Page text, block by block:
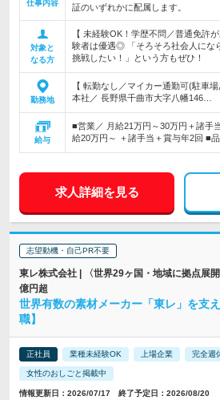
仕事内容 証のいずれかに配属します。
対象と
なる方
【 未経験OK！学歴不問／普通免許
験者は優遇◎ 「そろそろ社会人にな
挑戦したい！」という方もぜひ！
勤務地
【 転勤なし／マイカー通勤可(駐車
本社／ 長野県千曲市大字八幡146…
給与
■営業／ 月給21万円～30万円＋諸手
給20万円～ ＋諸手当＋賞与年2回 ■
求人詳細を見る
志望動機・自己PR不要
東レ株式会社 | 〈世界29ヶ国・地域に拠点展
億円超
世界有数の素材メーカー「東レ」を支
職】
正社員 業種未経験OK 上場企業 完全週
女性のおしごと掲載中
情報更新日：2026/07/17 終了予定日：2026/08/20